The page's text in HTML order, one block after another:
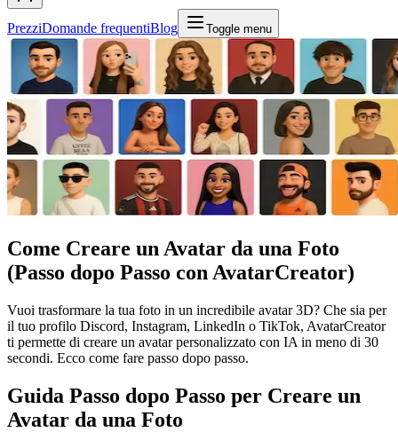
PrezziDomande frequentiBlog Toggle menu
Come Creare un Avatar da una Foto
(Passo dopo Passo con AvatarCreator)
Vuoi trasformare la tua foto in un incredibile avatar 3D? Che sia per
il tuo profilo Discord, Instagram, LinkedIn o TikTok, AvatarCreator
ti permette di creare un avatar personalizzato con IA in meno di 30
secondi. Ecco come fare passo dopo passo.
Guida Passo dopo Passo per Creare un
Avatar da una Foto